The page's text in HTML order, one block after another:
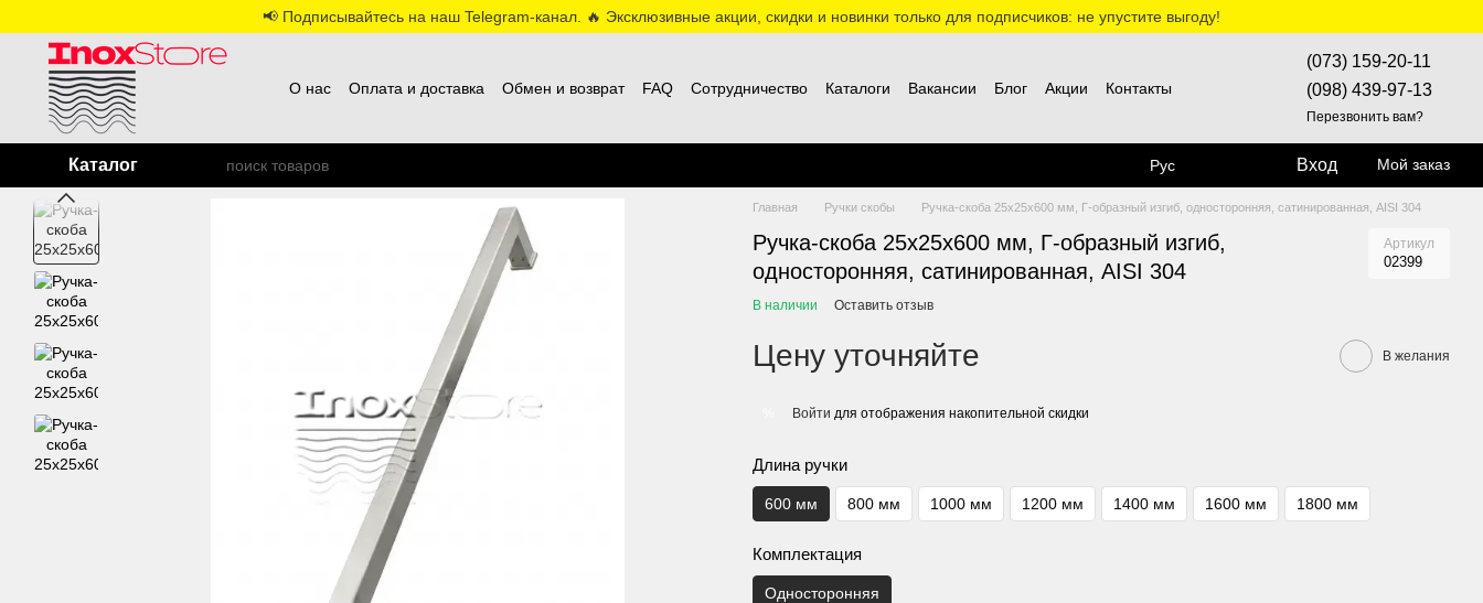
📢 Подписывайтесь на наш Telegram-канал. 🔥 Эксклюзивные акции, скидки и новинки только для подписчиков: не упустите выгоду!
О нас Оплата и доставка Обмен и возврат FAQ Сотрудничество Каталоги Вакансии Блог Акции Контакты
(073) 159-20-11
(098) 439-97-13
Перезвонить вам?
Каталог Рус Вход Мой заказ
Главная Ручки скобы Ручка-скоба 25х25х600 мм, Г-образный изгиб, односторонняя, сатинированная, AISI 304
Ручка-скоба 25х25х600 мм, Г-образный изгиб,
односторонняя, сатинированная, AISI 304
Артикул
02399
В наличии Оставить отзыв
Цену уточняйте В желания
Войти для отображения накопительной скидки
Длина ручки
600 мм 800 мм 1000 мм 1200 мм 1400 мм 1600 мм 1800 мм
Комплектация
Односторонняя